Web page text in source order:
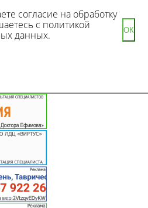
согласие на обработку
с политикой
данных.
ОК